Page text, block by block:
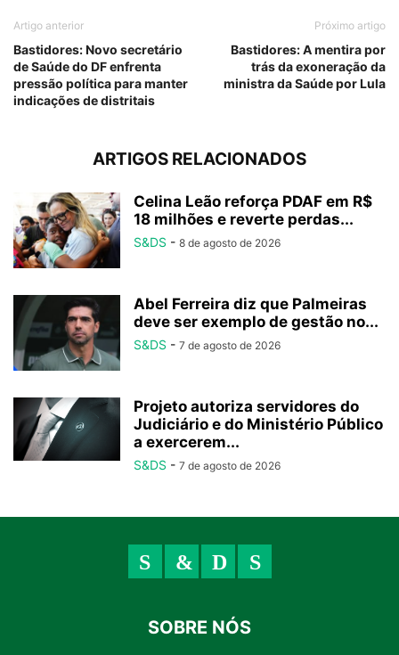
Artigo anterior
Bastidores: Novo secretário
de Saúde do DF enfrenta
pressão política para manter
indicações de distritais
Próximo artigo
Bastidores: A mentira por
trás da exoneração da
ministra da Saúde por Lula
ARTIGOS RELACIONADOS
Celina Leão reforça PDAF em R$
18 milhões e reverte perdas...
S&DS - 8 de agosto de 2026
Abel Ferreira diz que Palmeiras
deve ser exemplo de gestão no...
S&DS - 7 de agosto de 2026
Projeto autoriza servidores do
Judiciário e do Ministério Público
a exercerem...
S&DS - 7 de agosto de 2026
SOBRE NÓS